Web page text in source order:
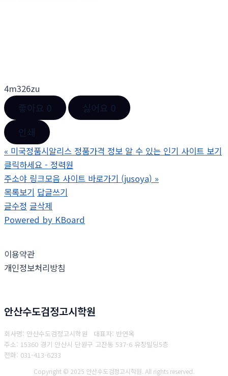
4m326zu
« 미국정품시알리스 정품가격 정보 알 수 있는 인기 사이트 보기
클릭하세요 - 정력원
주소야 링크모음 사이트 바로가기 (jusoya) »
목록보기 답글쓰기
글수정 글삭제
Powered by KBoard
이용약관
개인정보처리방침
안산수도검정고시학원
회사명: 안산수도검정고시학원 대표자: 반연옥
주소: 15360 경기 안산시 단원구 고잔동 537-6 유창빌딩5층
전화: 031-413-6233
Copyright © 2025 안산수도검정고시학원. All rights reserved.